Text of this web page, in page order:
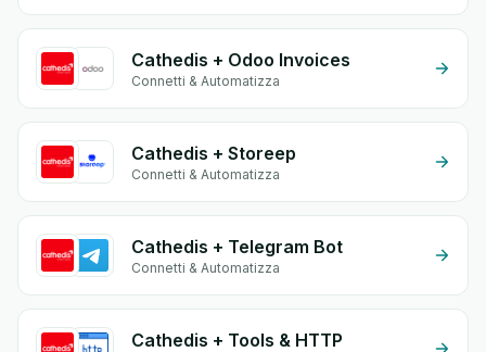
Cathedis + Odoo Invoices
Connetti & Automatizza
Cathedis + Storeep
Connetti & Automatizza
Cathedis + Telegram Bot
Connetti & Automatizza
Cathedis + Tools & HTTP